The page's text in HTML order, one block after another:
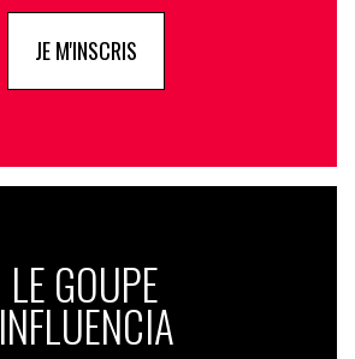
JE M'INSCRIS
LE GOUPE
INFLUENCIA